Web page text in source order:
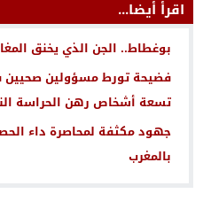
اقرأ أيضا...
بوغطاط.. الجن الذي يخنق
فضيحة تورط مسؤولين
تسعة أشخاص رهن الحراسة
جهود مكثفة لمحاصرة داء
بالمغرب